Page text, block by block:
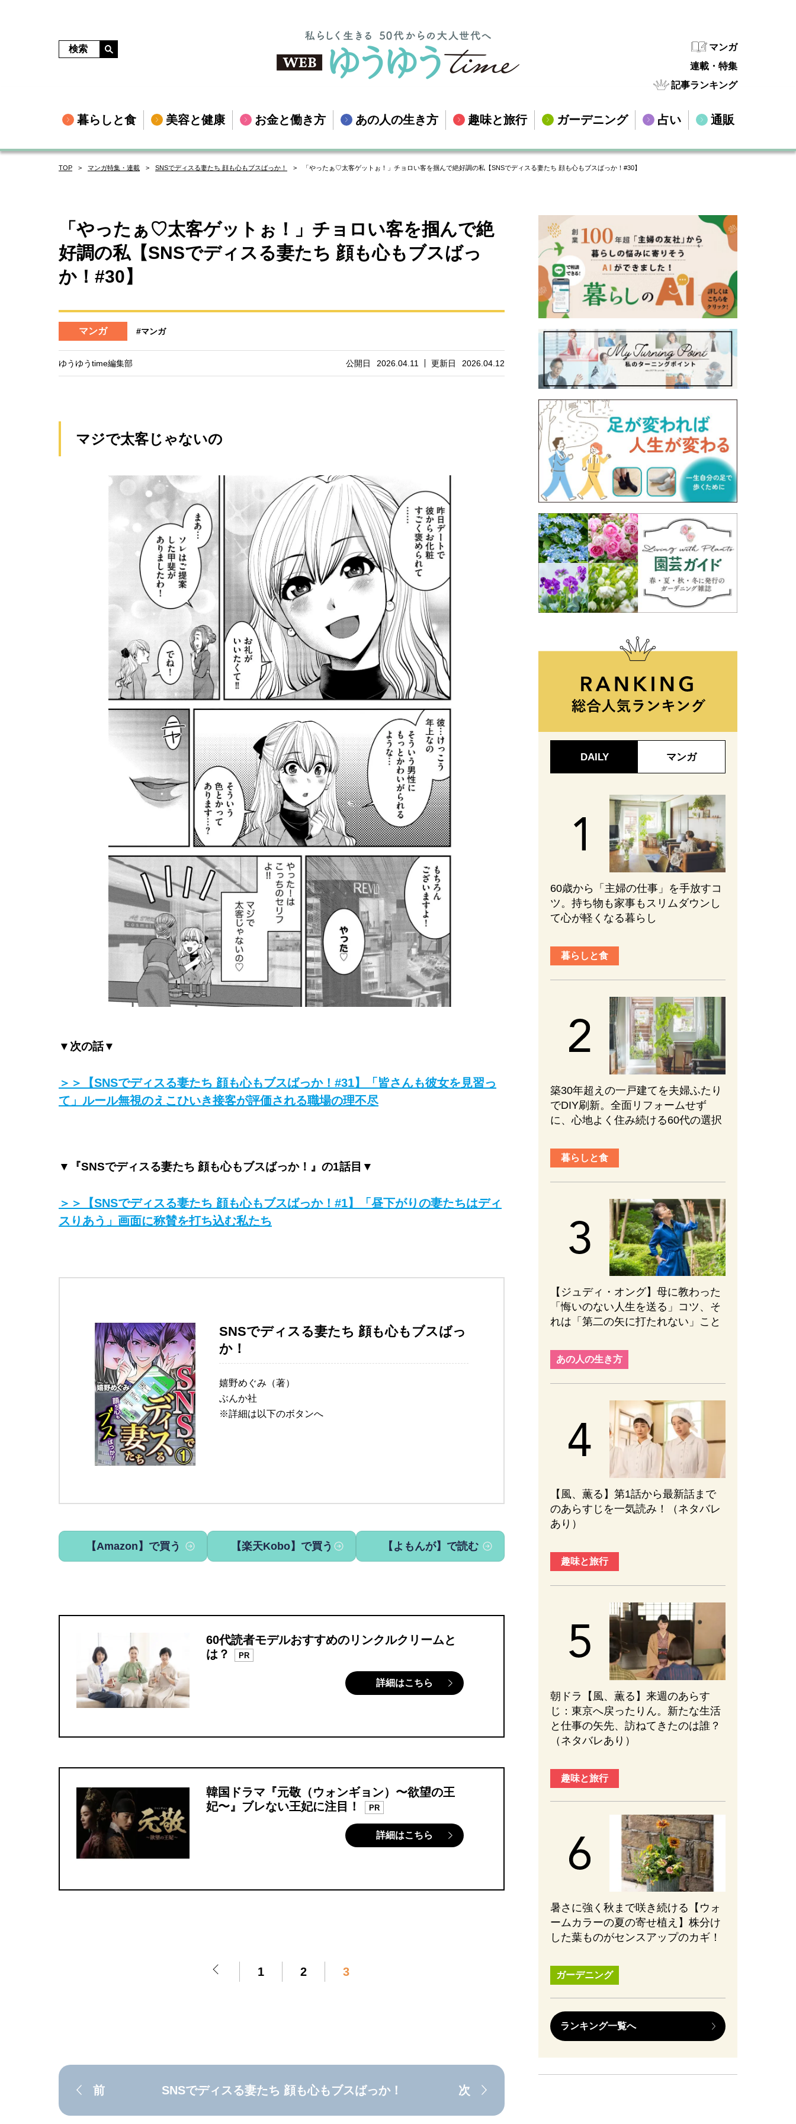
マンガ
連載・特集
記事ランキング
暮らしと食 美容と健康 お金と働き方 あの人の生き方 趣味と旅行 ガーデニング 占い 通販
TOP マンガ特集・連載 SNSでディスる妻たち 顔も心もブスばっか！ 「やったぁ♡太客ゲットぉ！」チョロい客を掴んで絶好調の私【SNSでディスる妻たち 顔も心もブスばっか！#30】
「やったぁ♡太客ゲットぉ！」チョロい客を掴んで絶
好調の私【SNSでディスる妻たち 顔も心もブスばっ
か！#30】
マンガ #マンガ
公開日 2026.04.11 更新日 2026.04.12
ゆうゆうtime編集部
マジで太客じゃないの
▼次の話▼
＞＞【SNSでディスる妻たち 顔も心もブスばっか！#31】「皆さんも彼女を見習っ
て」ルール無視のえこひいき接客が評価される職場の理不尽
▼『SNSでディスる妻たち 顔も心もブスばっか！』の1話目▼
＞＞【SNSでディスる妻たち 顔も心もブスばっか！#1】「昼下がりの妻たちはディ
スりあう」画面に称賛を打ち込む私たち
SNSでディスる妻たち 顔も心もブスばっ
か！
嬉野めぐみ（著）
ぶんか社
※詳細は以下のボタンへ
【Amazon】で買う 【楽天Kobo】で買う 【よもんが】で読む
60代読者モデルおすすめのリンクルクリームと
は？
PR
詳細はこちら
韓国ドラマ『元敬（ウォンギョン）〜欲望の王
妃〜』ブレない王妃に注目！
PR
詳細はこちら
1 2 3
前 SNSでディスる妻たち 顔も心もブスばっか！ 次
DAILY マンガ
60歳から「主婦の仕事」を手放すコ
ツ。持ち物も家事もスリムダウンし
て心が軽くなる暮らし
暮らしと食
築30年超えの一戸建てを夫婦ふたり
でDIY刷新。全面リフォームせず
に、心地よく住み続ける60代の選択
暮らしと食
【ジュディ・オング】母に教わった
「悔いのない人生を送る」コツ、そ
れは「第二の矢に打たれない」こと
あの人の生き方
【風、薫る】第1話から最新話まで
のあらすじを一気読み！（ネタバレ
あり）
趣味と旅行
朝ドラ【風、薫る】来週のあらす
じ：東京へ戻ったりん。新たな生活
と仕事の矢先、訪ねてきたのは誰？
（ネタバレあり）
趣味と旅行
暑さに強く秋まで咲き続ける【ウォ
ームカラーの夏の寄せ植え】株分け
した葉ものがセンスアップのカギ！
ガーデニング
ランキング一覧へ